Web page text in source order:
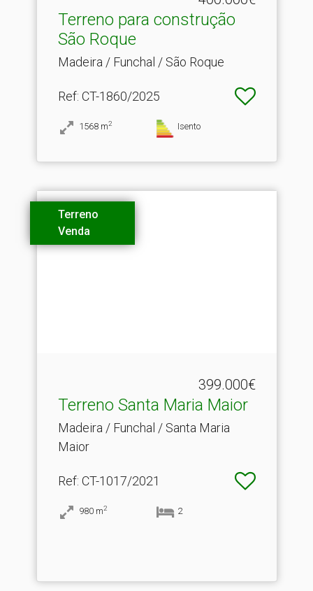
Terreno para construção
São Roque
Madeira / Funchal / São Roque
Ref: CT-1860/2025
1568 m2 Isento
Terreno
Venda
399.000€
Terreno Santa Maria Maior
Madeira / Funchal / Santa Maria
Maior
Ref: CT-1017/2021
980 m2 2